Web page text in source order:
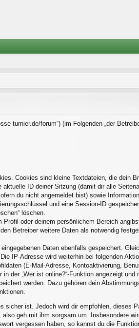
turnier.de/forum“) (im Folgenden „der
Cookies sind kleine Textdateien, die dein
ID deiner Sitzung (damit dir alle
du nicht angemeldet bist) sowie
und eine Session-ID
löschen.
oder deinem persönlichem Bereich
Betreiber weitere Daten als notwendig
Daten ebenfalls gespeichert.
IP-Adresse wird weiterhin bei folgenden
(E-Mail-Adresse, Kontoaktivierung,
der „Wer ist online?“-Funktion angezeigt und
werden. Dazu gehören dein
sicher ist. Jedoch wird dir empfohlen, dieses
geh mit ihm sorgsam um. Insbesondere
vergessen haben, so kannst du die